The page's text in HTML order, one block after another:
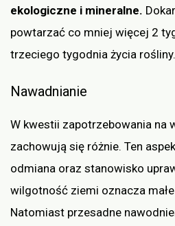
ekologiczne i mineralne.
powtarzać co mniej więcej 2
trzeciego tygodnia życia rośliny.
Nawadnianie
W kwestii zapotrzebowania na
zachowują się różnie. Ten
odmiana oraz stanowisko
wilgotność ziemi oznacza
Natomiast przesadne